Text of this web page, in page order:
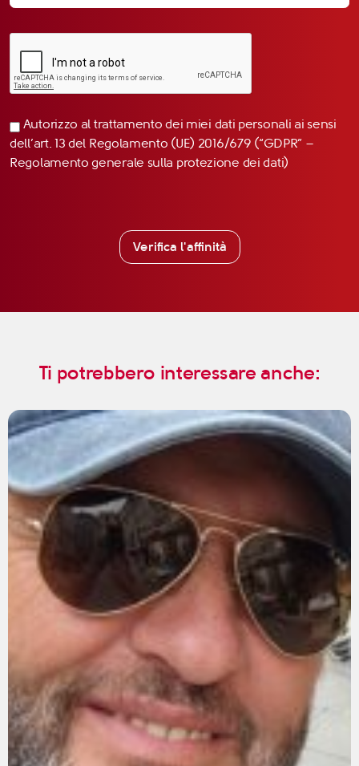
Autorizzo al trattamento dei miei dati personali ai sensi
dell’art. 13 del Regolamento (UE) 2016/679 (“GDPR” –
Regolamento generale sulla protezione dei dati)
Verifica l'affinità
Ti potrebbero interessare anche: